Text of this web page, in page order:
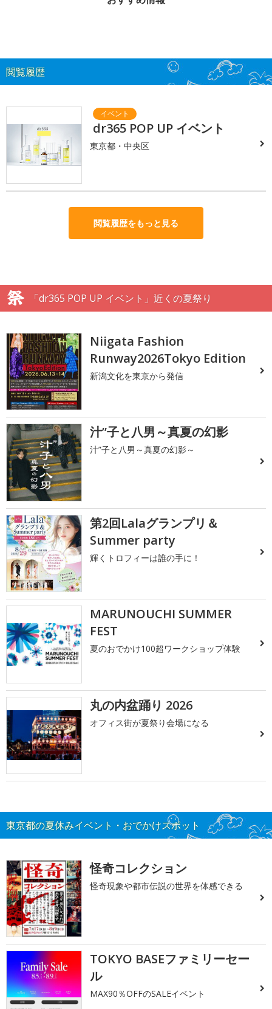
閲覧履歴
dr365 POP UP イベント
東京都・中央区
閲覧履歴をもっと見る
「dr365 POP UP イベント」近くの夏祭り
Niigata Fashion
Runway2026Tokyo Edition
新潟文化を東京から発信
汁”子と八男～真夏の幻影
汁”子と八男～真夏の幻影～
第2回Lalaグランプリ＆
Summer party
輝くトロフィーは誰の手に！
MARUNOUCHI SUMMER
FEST
夏のおでかけ100超ワークショップ体験
丸の内盆踊り 2026
オフィス街が夏祭り会場になる
東京都の夏休みイベント・おでかけスポット
怪奇コレクション
怪奇現象や都市伝説の世界を体感できる
TOKYO BASEファミリーセー
ル
MAX90％OFFのSALEイベント